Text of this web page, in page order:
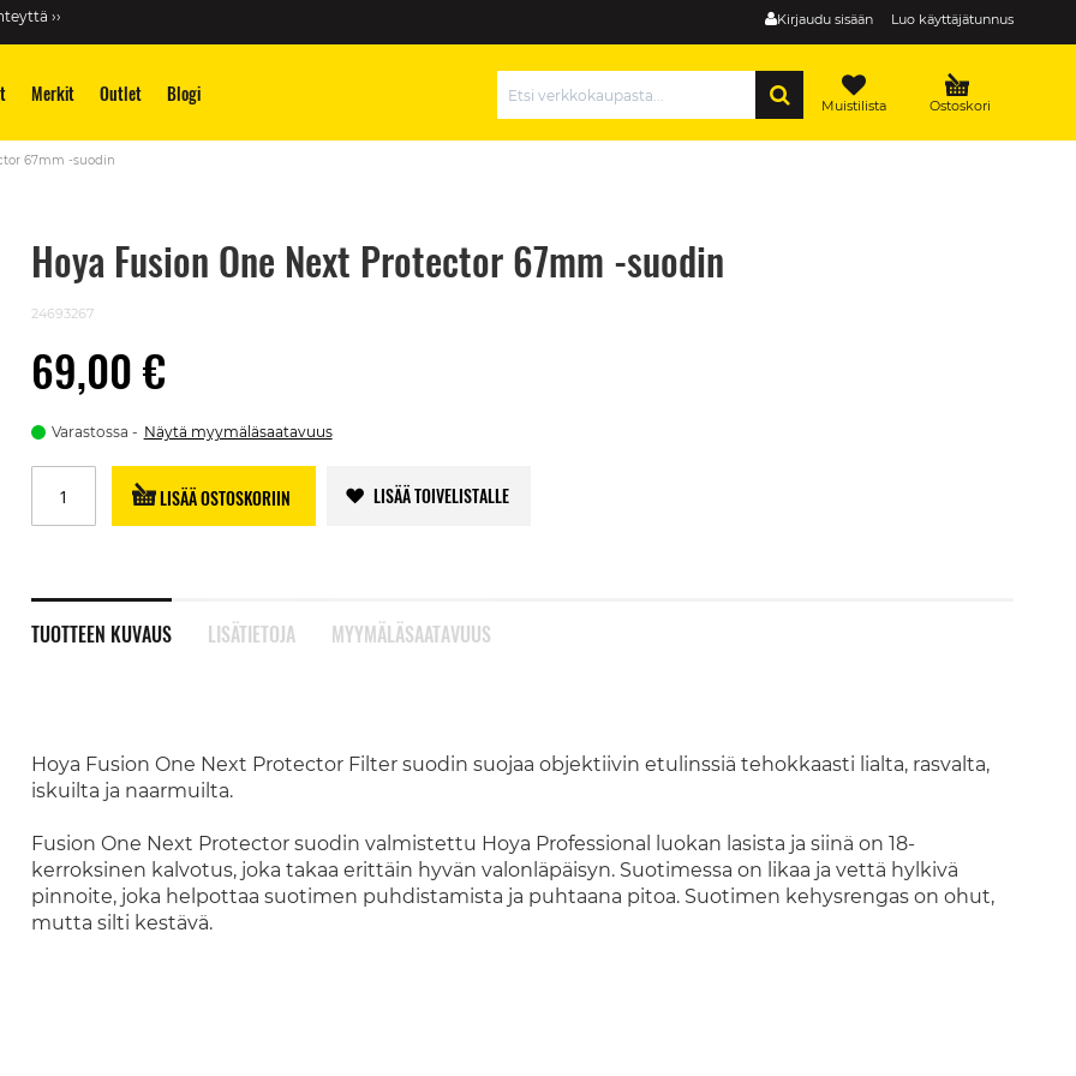
Kirjaudu sisään Luo käyttäjätunnus
››
Merkit Outlet Blogi Ostoskori
Muistilista
67mm -suodin
Hoya Fusion One Next Protector 67mm -suodin
24693267
69,00 €
Varastossa Näytä myymäläsaatavuus
LISÄÄ OSTOSKORIIN LISÄÄ TOIVELISTALLE
TUOTTEEN KUVAUS
Hoya Fusion One Next Protector Filter suodin suojaa objektiivin etulinssiä tehokkaasti lialta, rasvalta,
iskuilta ja naarmuilta.
Fusion One Next Protector suodin valmistettu Hoya Professional luokan lasista ja siinä on 18-
kerroksinen kalvotus, joka takaa erittäin hyvän valonläpäisyn. Suotimessa on likaa ja vettä hylkivä
pinnoite, joka helpottaa suotimen puhdistamista ja puhtaana pitoa. Suotimen kehysrengas on ohut,
mutta silti kestävä.
LISÄTIETOJA MYYMÄLÄSAATAVUUS